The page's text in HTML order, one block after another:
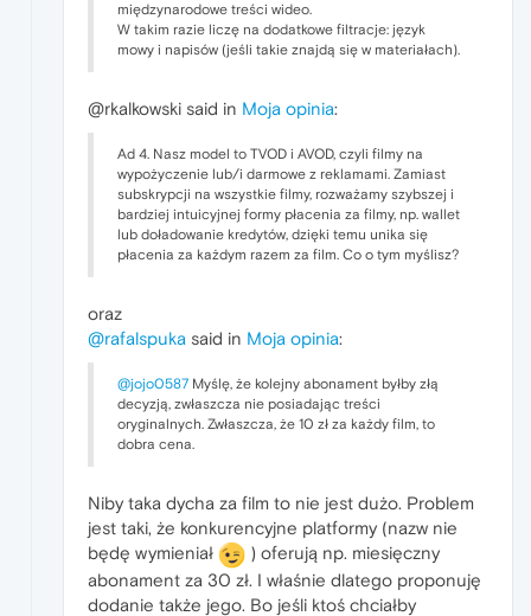
międzynarodowe treści wideo.
W takim razie liczę na dodatkowe filtracje: język
mowy i napisów (jeśli takie znajdą się w materiałach).
@rkalkowski said in Moja opinia:
Ad 4. Nasz model to TVOD i AVOD, czyli filmy na
wypożyczenie lub/i darmowe z reklamami. Zamiast
subskrypcji na wszystkie filmy, rozważamy szybszej i
bardziej intuicyjnej formy płacenia za filmy, np. wallet
lub doładowanie kredytów, dzięki temu unika się
płacenia za każdym razem za film. Co o tym myślisz?
oraz
@rafalspuka said in Moja opinia:
@jojo0587 Myślę, że kolejny abonament byłby złą
decyzją, zwłaszcza nie posiadając treści
oryginalnych. Zwłaszcza, że 10 zł za każdy film, to
dobra cena.
Niby taka dycha za film to nie jest dużo. Problem
jest taki, że konkurencyjne platformy (nazw nie
będę wymieniał
) oferują np. miesięczny
abonament za 30 zł. I właśnie dlatego proponuję
dodanie także jego. Bo jeśli ktoś chciałby